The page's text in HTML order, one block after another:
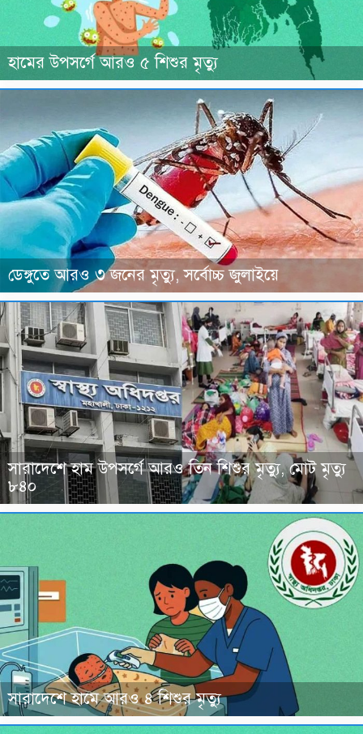
হামের উপসর্গে আরও ৫ শিশুর মৃত্যু
ডেঙ্গুতে আরও ৩ জনের মৃত্যু, সর্বোচ্চ জুলাইয়ে
সারাদেশে হাম উপসর্গে আরও তিন শিশুর মৃত্যু, মোট মৃত্যু
৮৪০
সারাদেশে হামে আরও ৪ শিশুর মৃত্যু